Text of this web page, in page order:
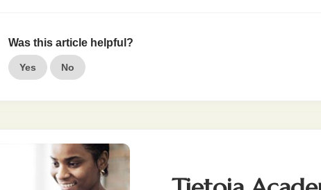
Was this article helpful?
Yes No